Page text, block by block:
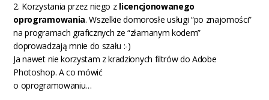
2. Korzystania przez niego z licencjonowanego
oprogramowania. Wszelkie domorosłe usługi “po znajomości”
na programach graficznych ze “złamanym kodem”
doprowadzają mnie do szału :-)
Ja nawet nie korzystam z kradzionych filtrów do Adobe
Photoshop. A co mówić
o oprogramowaniu…